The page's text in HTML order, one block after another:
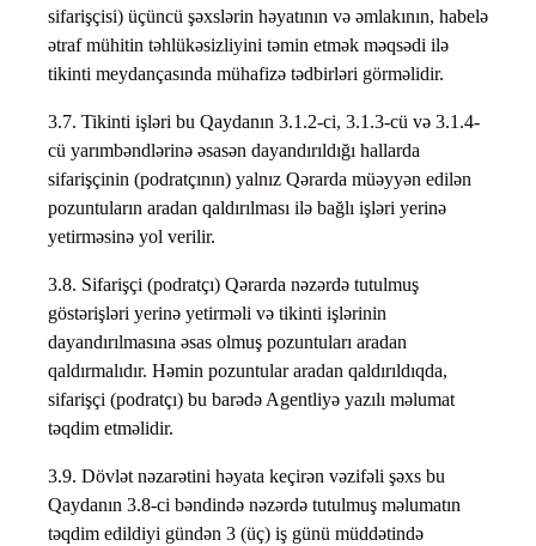
sifarişçisi) üçüncü şəxslərin həyatının və əmlakının, habelə
ətraf mühitin təhlükəsizliyini təmin etmək məqsədi ilə
tikinti meydançasında mühafizə tədbirləri görməlidir.
3.7. Tikinti işləri bu Qaydanın 3.1.2-ci, 3.1.3-cü və 3.1.4-
cü yarımbəndlərinə əsasən dayandırıldığı hallarda
sifarişçinin (podratçının) yalnız Qərarda müəyyən edilən
pozuntuların aradan qaldırılması ilə bağlı işləri yerinə
yetirməsinə yol verilir.
3.8. Sifarişçi (podratçı) Qərarda nəzərdə tutulmuş
göstərişləri yerinə yetirməli və tikinti işlərinin
dayandırılmasına əsas olmuş pozuntuları aradan
qaldırmalıdır. Həmin pozuntular aradan qaldırıldıqda,
sifarişçi (podratçı) bu barədə Agentliyə yazılı məlumat
təqdim etməlidir.
3.9. Dövlət nəzarətini həyata keçirən vəzifəli şəxs bu
Qaydanın 3.8-ci bəndində nəzərdə tutulmuş məlumatın
təqdim edildiyi gündən 3 (üç) iş günü müddətində